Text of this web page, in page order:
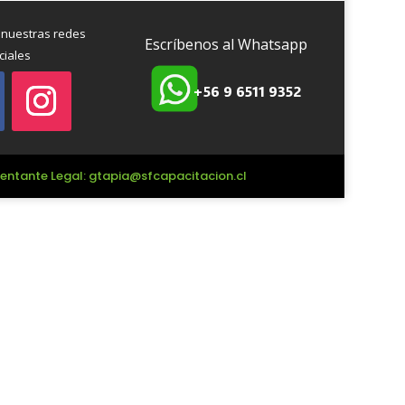
redes
Escríbenos al Whatsapp
+56 9 6511 9352
Legal: gtapia@sfcapacitacion.cl